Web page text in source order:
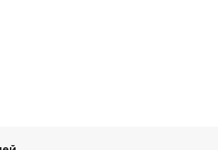
легкость, розы дарят элегантность, а
тона сочетаются с яркими акцентами,
стойкостью и долго радуют глаз.